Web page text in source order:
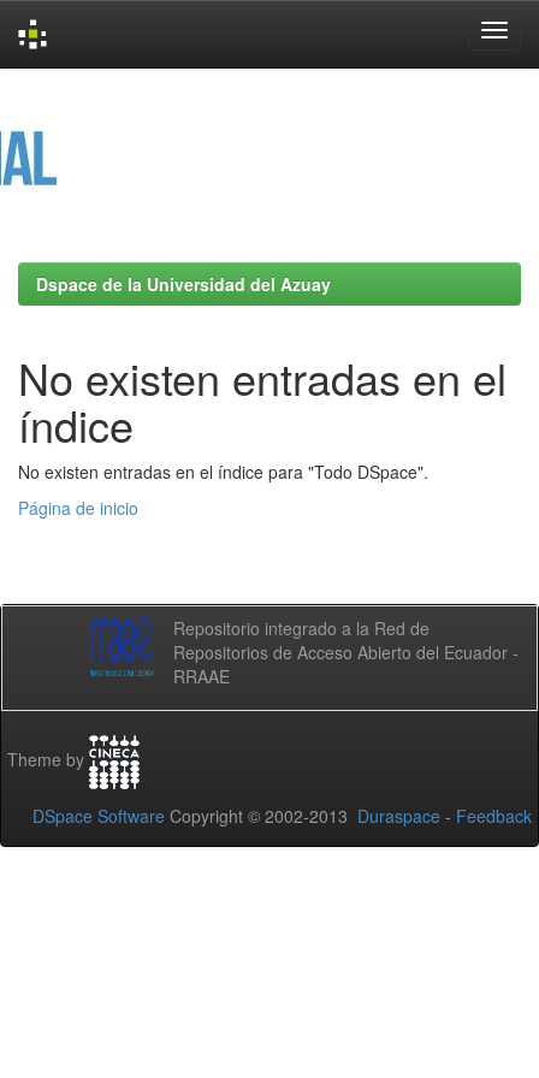
Dspace de la Universidad del Azuay
No existen entradas en el
índice
No existen entradas en el índice para "Todo DSpace".
Página de inicio
Repositorio integrado a la Red de
Repositorios de Acceso Abierto del Ecuador -
RRAAE
Theme by
DSpace Software Copyright © 2002-2013 Duraspace - Feedback